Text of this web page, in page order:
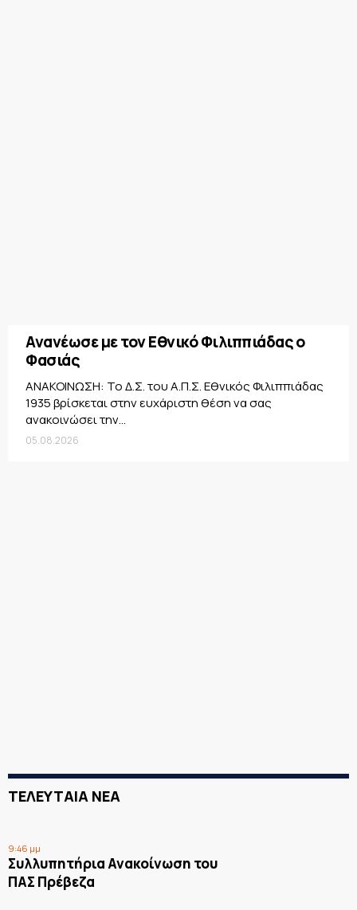
Ανανέωσε με τον Εθνικό Φιλιππιάδας ο
Φασιάς
ΑΝΑΚΟΙΝΩΣΗ: Το Δ.Σ. του Α.Π.Σ. Εθνικός Φιλιππιάδας
1935 βρίσκεται στην ευχάριστη θέση να σας
ανακοινώσει την...
05.08.2026
ΤΕΛΕΥΤΑΙΑ ΝΕΑ
9:46 μμ
Συλλυπητήρια Ανακοίνωση του
ΠΑΣ Πρέβεζα